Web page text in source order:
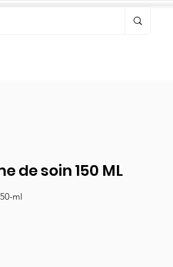
de soin 150 ML
ml